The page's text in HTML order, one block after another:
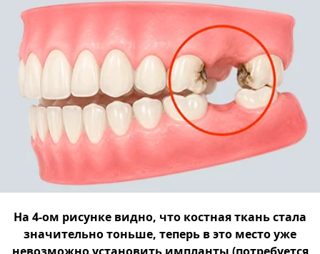
На 4-ом рисунке видно, что костная ткань стала
значительно тоньше, теперь в это место уже